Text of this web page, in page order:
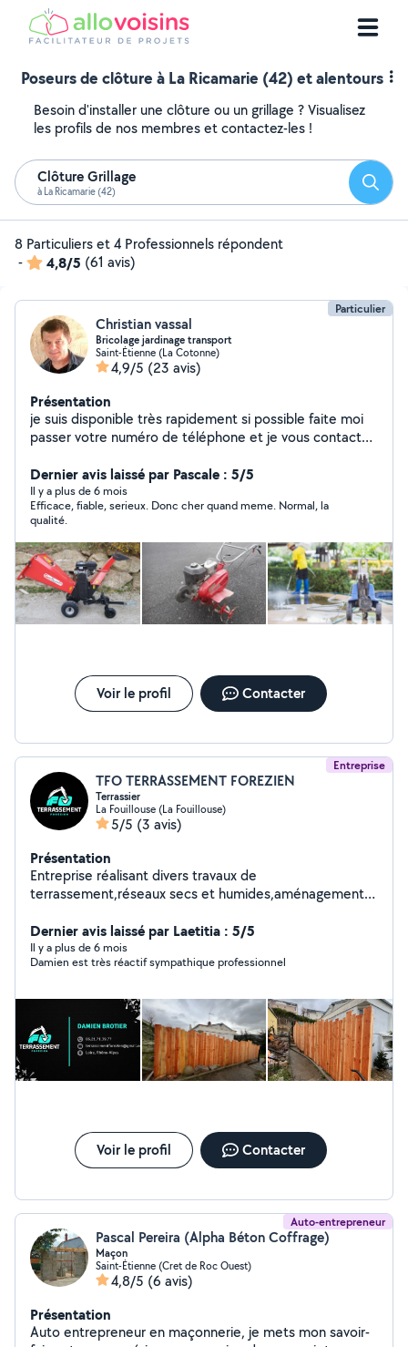
Poseurs de clôture à La Ricamarie (42) et alentours
Besoin d'installer une clôture ou un grillage ? Visualisez
les profils de nos membres et contactez-les !
Clôture Grillage
à La Ricamarie (42)
8 Particuliers et 4 Professionnels répondent
-
4,8/5 (61 avis)
Particulier
Christian vassal
Bricolage jardinage transport
Saint-Étienne (La Cotonne)
4,9/5 (23 avis)
Présentation
je suis disponible très rapidement si possible faite moi
passer votre numéro de téléphone et je vous contact
Dernier avis laissé par Pascale : 5/5
Il y a plus de 6 mois
Efficace, fiable, serieux. Donc cher quand meme. Normal, la
qualité.
Voir le profil Contacter
Entreprise
TFO TERRASSEMENT FOREZIEN
Terrassier
La Fouillouse (La Fouillouse)
5/5 (3 avis)
Présentation
Entreprise réalisant divers travaux de
terrassement,réseaux secs et humides,aménagements
chauffeur. Nos coordonnées sont présentes dans les
photos.
Dernier avis laissé par Laetitia : 5/5
Il y a plus de 6 mois
Damien est très réactif sympathique professionnel
Voir le profil Contacter
Auto-entrepreneur
Pascal Pereira (Alpha Béton Coffrage)
Maçon
Saint-Étienne (Cret de Roc Ouest)
4,8/5 (6 avis)
Présentation
Auto entrepreneur en maçonnerie, je mets mon savoir-